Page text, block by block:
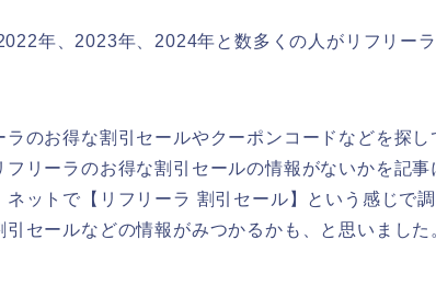
年、2023年、2024年と数多くの人がリフリー
ラのお得な割引セールやクーポンコードなどを探し
フリーラのお得な割引セールの情報がないかを記
ネットで【リフリーラ 割引セール】という感じで
セールなどの情報がみつかるかも、と思いました